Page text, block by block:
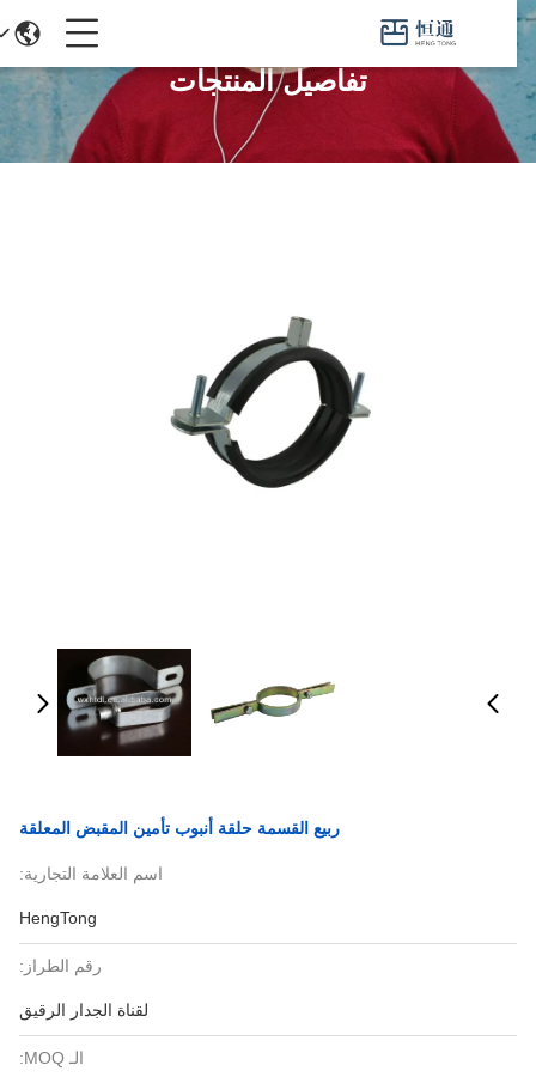
تفاصيل المنتجات
ربيع القسمة حلقة أنبوب تأمين المقبض المعلقة
اسم العلامة التجارية:
HengTong
رقم الطراز:
لقناة الجدار الرقيق
الـ MOQ: